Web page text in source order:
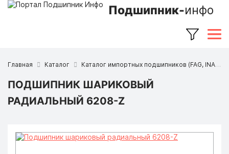
Подшипник-инфо
Главная Каталог Каталог импортных подшипников (FAG, INA, SKF, NSK, Timken и др.)
ПОДШИПНИК ШАРИКОВЫЙ
РАДИАЛЬНЫЙ 6208-Z